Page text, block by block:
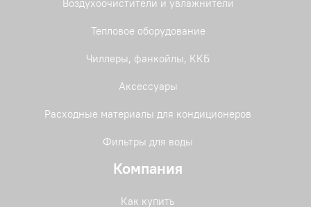
Воздухоочистители и увлажнители
Тепловое оборудование
Чиллеры, фанкойлы, ККБ
Аксессуары
Расходные материалы для кондиционеров
Фильтры для воды
Компания
Как купить